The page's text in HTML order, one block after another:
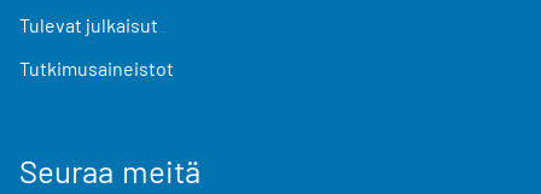
Tulevat julkaisut
Tutkimusaineistot
Seuraa meitä